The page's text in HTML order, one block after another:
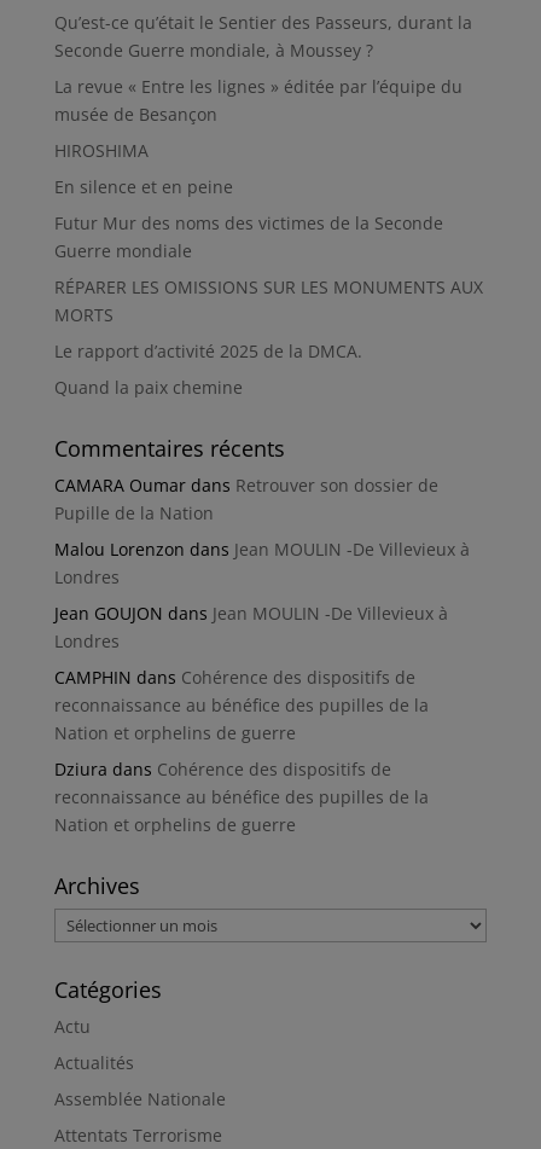
Qu’est-ce qu’était le Sentier des Passeurs, durant la
Seconde Guerre mondiale, à Moussey ?
La revue « Entre les lignes » éditée par l’équipe du
musée de Besançon
HIROSHIMA
En silence et en peine
Futur Mur des noms des victimes de la Seconde
Guerre mondiale
RÉPARER LES OMISSIONS SUR LES MONUMENTS AUX
MORTS
Le rapport d’activité 2025 de la DMCA.
Quand la paix chemine
Commentaires récents
CAMARA Oumardans Retrouver son dossier de
Pupille de la Nation
Malou Lorenzon dans Jean MOULIN -De Villevieux à
Londres
Jean GOUJON dans Jean MOULIN -De Villevieux à
Londres
CAMPHIN dans Cohérence des dispositifs de
reconnaissance au bénéfice des pupilles de la
Nation et orphelins de guerre
Dziura dans Cohérence des dispositifs de
reconnaissance au bénéfice des pupilles de la
Nation et orphelins de guerre
Archives
Archives
Catégories
Actu
Actualités
Assemblée Nationale
Attentats Terrorisme